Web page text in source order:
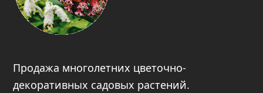
Продажа многолетних цветочно-
декоративных садовых растений.